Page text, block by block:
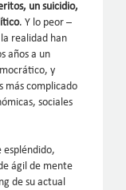
un suicidio,
. Y lo peor –
la realidad han
años a un
y
más complicado
sociales
espléndido,
ágil de mente
de su actual